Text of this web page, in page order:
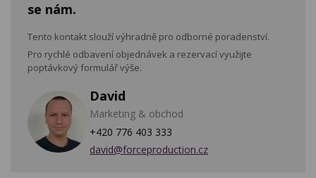
se nám.
Tento kontakt slouží výhradně pro odborné poradenství.
Pro rychlé odbavení objednávek a rezervací využijte
poptávkový formulář výše.
David
Marketing & obchod
+420 776 403 333
david@forceproduction.cz